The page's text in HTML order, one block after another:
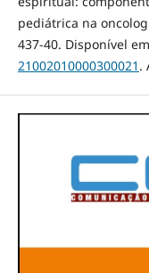
pediátrica na
437-40. Disponível
21002010000300021 .